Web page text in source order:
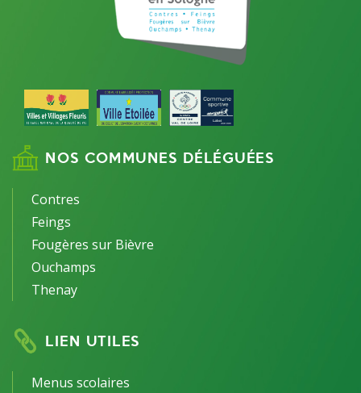
NOS COMMUNES DÉLÉGUÉES
Contres
Feings
Fougères sur Bièvre
Ouchamps
Thenay
LIEN UTILES
Menus scolaires